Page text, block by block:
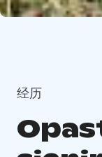
经历